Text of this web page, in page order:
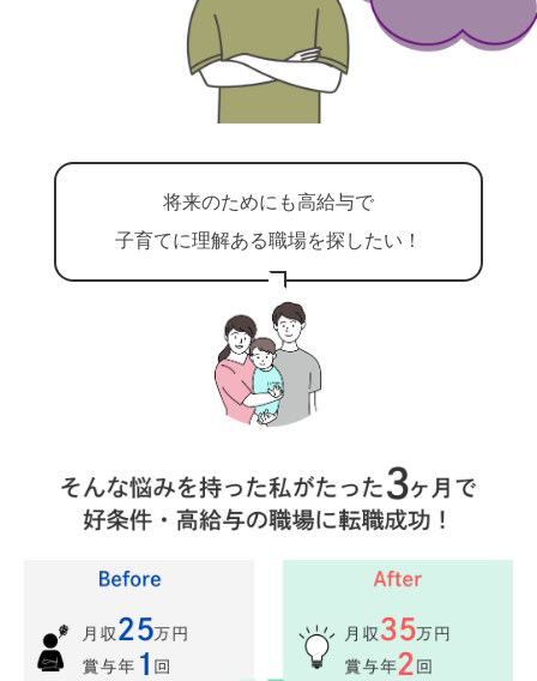
将来のためにも高給与で
子育てに理解ある職場を探したい！